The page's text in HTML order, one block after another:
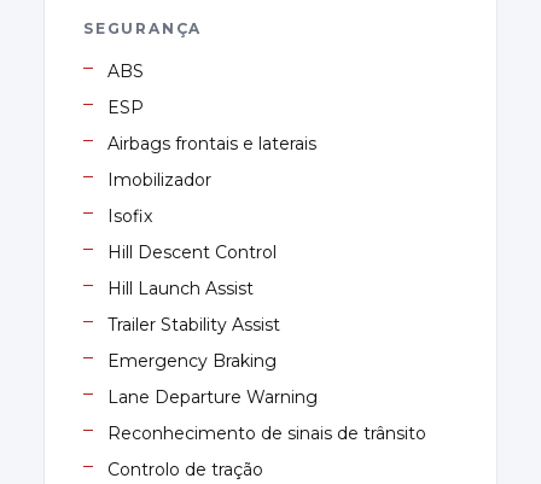
SEGURANÇA
ABS
ESP
Airbags frontais e laterais
Imobilizador
Isofix
Hill Descent Control
Hill Launch Assist
Trailer Stability Assist
Emergency Braking
Lane Departure Warning
Reconhecimento de sinais de trânsito
Controlo de tração